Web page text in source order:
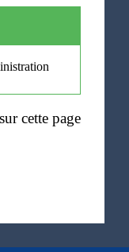
cette page